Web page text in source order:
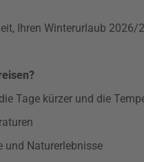
Ihren Winterurlaub 2026/
Tage kürzer und die
und Naturerlebnisse